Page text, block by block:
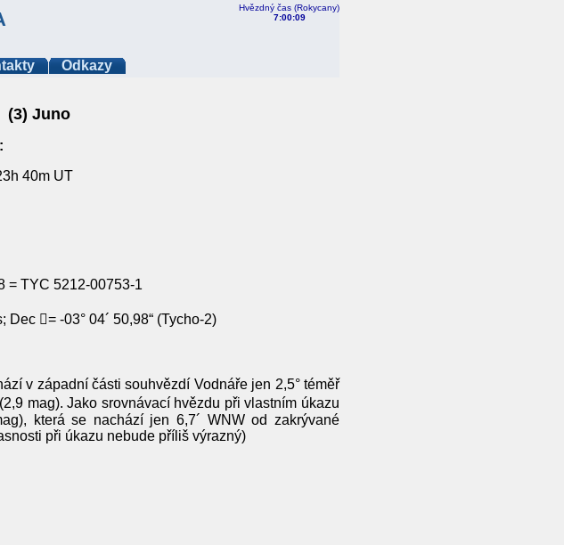
Hvězdný čas (Rokycany)
7:00:10
Odkazy
(3) Juno
40m UT
= TYC 5212-00753-1
= -03° 04´ 50,98“ (Tycho-2)
v západní části souhvězdí Vodnáře jen 2,5° téměř
mag). Jako srovnávací hvězdu při vlastním úkazu
která se nachází jen 6,7´ WNW od zakrývané
při úkazu nebude příliš výrazný)